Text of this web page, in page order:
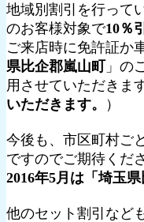
地域別割引を行って
のお客様対象で10％
ご来店時に免許証か
県比企郡嵐山町」の
用させていただきま
いただきます。
）
今後も、市区町村ご
ですのでご期待くだ
2016年5月は「埼玉
他のセット割引など